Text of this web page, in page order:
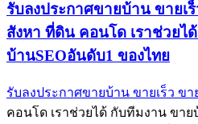
รับลงประกาศขายบ้าน ขายเ
สังหา ที่ดิน คอนโด เราช่วยไ
บ้านSEOอันดับ1 ของไทย
รับลงประกาศขายบ้าน ขายเร็ว ขา
คอนโด เราช่วยได้ กับทีมงาน ขาย